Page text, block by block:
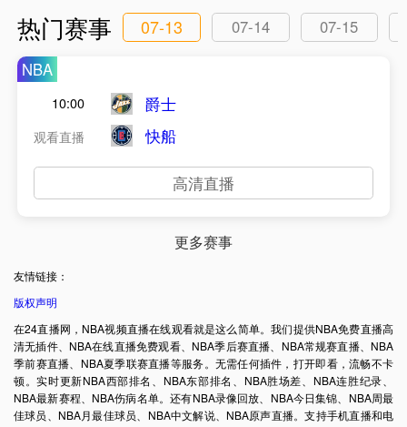
热门赛事 07-13 07-14
07-15
NBA
10:00
观看直播
爵士
快船
高清直播
更多赛事
友情链接：
版权声明
在24直播网，NBA视频直播在线观看就是这么简单。我们提供NBA免费直播高
清无插件、NBA在线直播免费观看、NBA季后赛直播、NBA常规赛直播、NBA
季前赛直播、NBA夏季联赛直播等服务。无需任何插件，打开即看，流畅不卡
顿。实时更新NBA西部排名、NBA东部排名、NBA胜场差、NBA连胜纪录、
NBA最新赛程、NBA伤病名单。还有NBA录像回放、NBA今日集锦、NBA周最
佳球员、NBA月最佳球员、NBA中文解说、NBA原声直播。支持手机直播和电